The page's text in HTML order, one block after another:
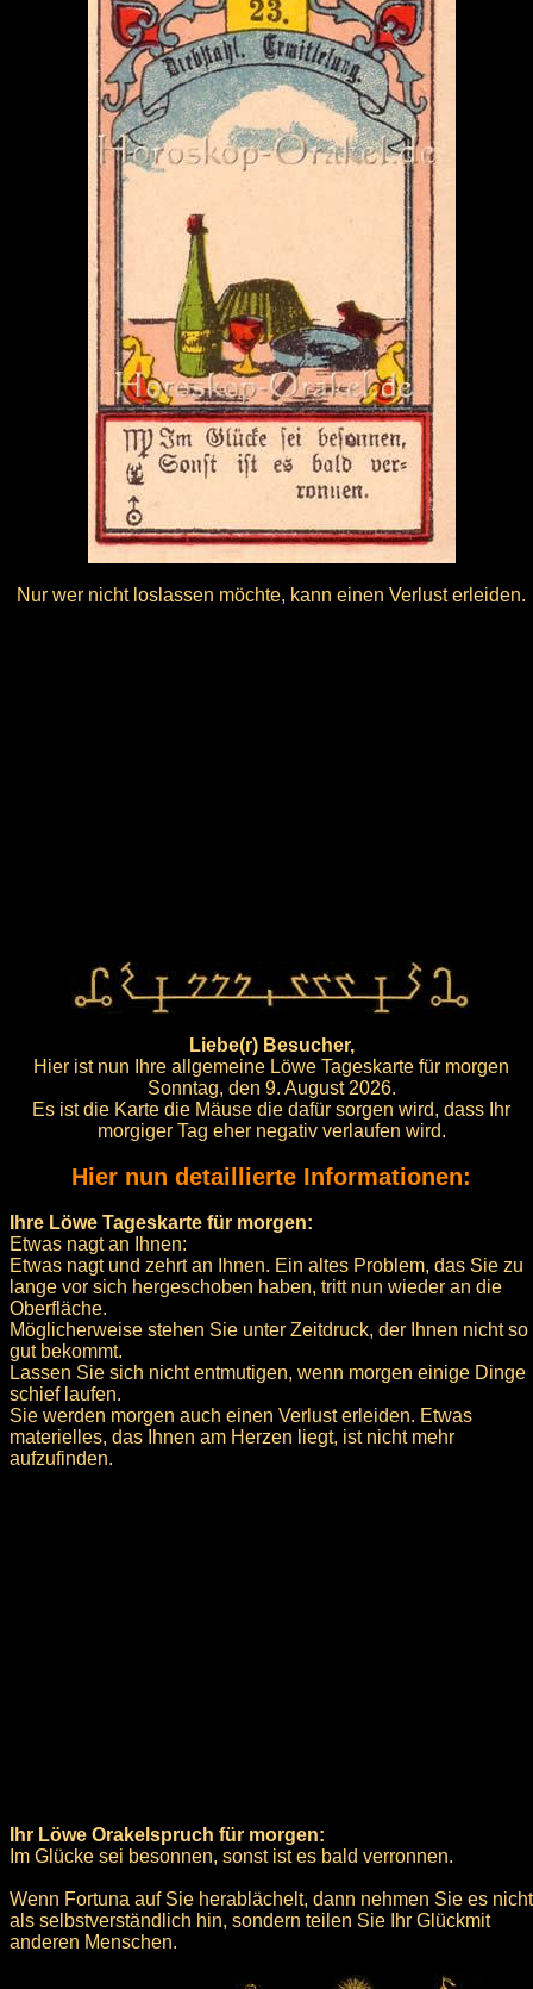
Nur wer nicht loslassen möchte, kann einen Verlust erleiden.
Liebe(r) Besucher,
Hier ist nun Ihre allgemeine Löwe Tageskarte für morgen
Sonntag, den 9. August 2026.
Es ist die Karte die Mäuse die dafür sorgen wird, dass Ihr
morgiger Tag eher negativ verlaufen wird.
Hier nun detaillierte Informationen:
Ihre Löwe Tageskarte für morgen:
Etwas nagt an Ihnen:
Etwas nagt und zehrt an Ihnen. Ein altes Problem, das Sie zu
lange vor sich hergeschoben haben, tritt nun wieder an die
Oberfläche.
Möglicherweise stehen Sie unter Zeitdruck, der Ihnen nicht so
gut bekommt.
Lassen Sie sich nicht entmutigen, wenn morgen einige Dinge
schief laufen.
Sie werden morgen auch einen Verlust erleiden. Etwas
materielles, das Ihnen am Herzen liegt, ist nicht mehr
aufzufinden.
Ihr Löwe Orakelspruch für morgen:
Im Glücke sei besonnen, sonst ist es bald verronnen.
Wenn Fortuna auf Sie herablächelt, dann nehmen Sie es nicht
als selbstverständlich hin, sondern teilen Sie Ihr Glückmit
anderen Menschen.